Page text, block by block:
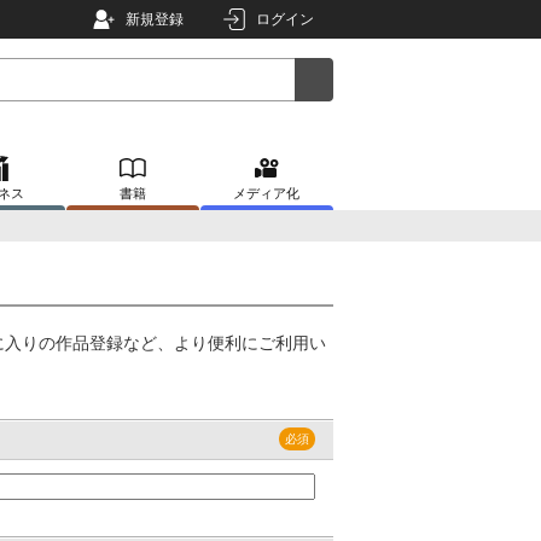
新規登録 ログイン
ス 書籍 メディア化
りの作品登録など、より便利にご利用い